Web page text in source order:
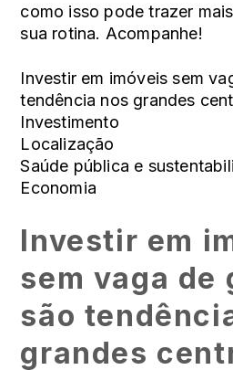
como isso pode trazer
sua rotina. Acompanhe!
Investir em imóveis sem
tendência nos grandes
Investimento
Localização
Saúde pública e
Economia
Investir em
sem vaga de
são
grandes